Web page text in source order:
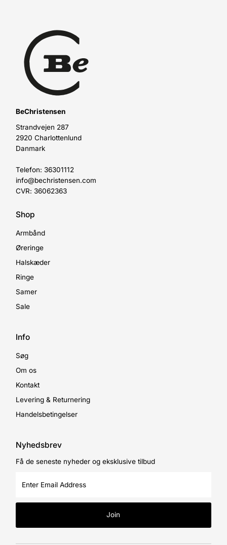
BeChristensen
Strandvejen 287
2920 Charlottenlund
Danmark
Telefon: 36301112
info@bechristensen.com
CVR: 36062363
Shop
Armbånd
Øreringe
Halskæder
Ringe
Samer
Sale
Info
Søg
Om os
Kontakt
Levering & Returnering
Handelsbetingelser
Nyhedsbrev
Få de seneste nyheder og eksklusive tilbud
Email
Join